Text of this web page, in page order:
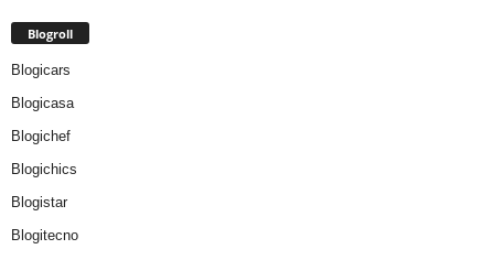
Blogroll
Blogicars
Blogicasa
Blogichef
Blogichics
Blogistar
Blogitecno